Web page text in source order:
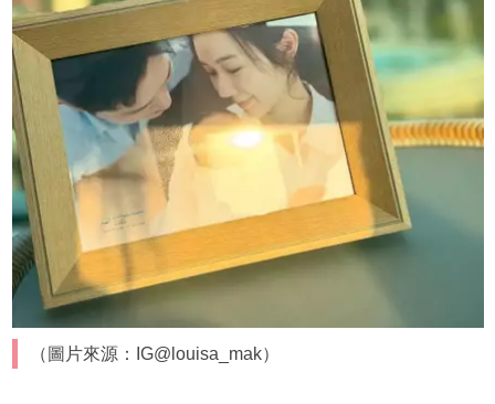
（圖片來源：IG@louisa_mak）